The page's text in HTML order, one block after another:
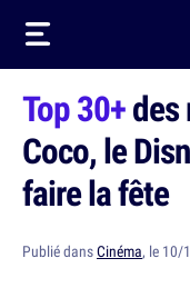
Top 30+des
Coco, le
faire la fête
Publié dansCinéma, le 10/